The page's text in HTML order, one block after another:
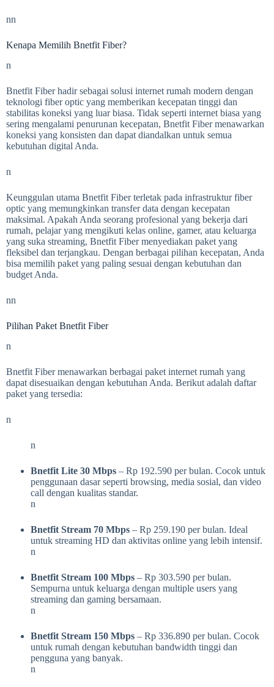
nn
Kenapa Memilih Bnetfit Fiber?
n
Bnetfit Fiber hadir sebagai solusi internet rumah modern dengan
teknologi fiber optic yang memberikan kecepatan tinggi dan
stabilitas koneksi yang luar biasa. Tidak seperti internet biasa yang
sering mengalami penurunan kecepatan, Bnetfit Fiber menawarkan
koneksi yang konsisten dan dapat diandalkan untuk semua
kebutuhan digital Anda.
n
Keunggulan utama Bnetfit Fiber terletak pada infrastruktur fiber
optic yang memungkinkan transfer data dengan kecepatan
maksimal. Apakah Anda seorang profesional yang bekerja dari
rumah, pelajar yang mengikuti kelas online, gamer, atau keluarga
yang suka streaming, Bnetfit Fiber menyediakan paket yang
fleksibel dan terjangkau. Dengan berbagai pilihan kecepatan, Anda
bisa memilih paket yang paling sesuai dengan kebutuhan dan
budget Anda.
nn
Pilihan Paket Bnetfit Fiber
n
Bnetfit Fiber menawarkan berbagai paket internet rumah yang
dapat disesuaikan dengan kebutuhan Anda. Berikut adalah daftar
paket yang tersedia:
n
n
Bnetfit Lite 30 Mbps – Rp 192.590 per bulan. Cocok untuk
penggunaan dasar seperti browsing, media sosial, dan video
call dengan kualitas standar.
n
Bnetfit Stream 70 Mbps – Rp 259.190 per bulan. Ideal
untuk streaming HD dan aktivitas online yang lebih intensif.
n
Bnetfit Stream 100 Mbps – Rp 303.590 per bulan.
Sempurna untuk keluarga dengan multiple users yang
streaming dan gaming bersamaan.
n
Bnetfit Stream 150 Mbps – Rp 336.890 per bulan. Cocok
untuk rumah dengan kebutuhan bandwidth tinggi dan
pengguna yang banyak.
n